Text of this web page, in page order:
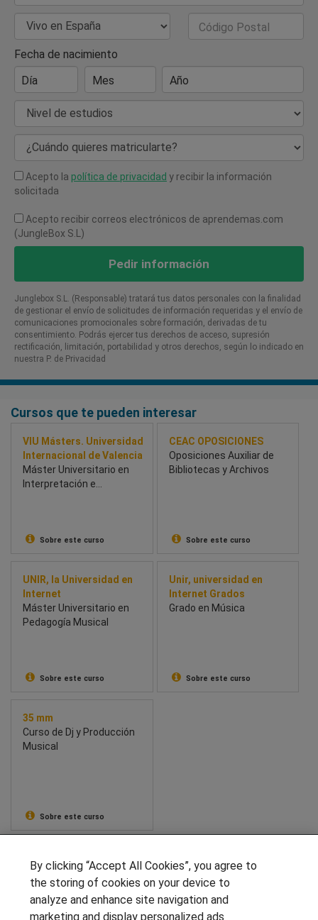
País de Residencia
Código Postal
Fecha de nacimiento
Día
Mes Año
Nivel de estudios
¿Cuándo quieres matricularte?
Acepto la política de privacidad y recibir la información
solicitada
Acepto recibir correos electrónicos de aprendemas.com
(JungleBox S.L)
Pedir información
Junglebox S.L. (Responsable) tratará tus datos personales con la finalidad
de gestionar el envío de solicitudes de información requeridas y el envío de
comunicaciones promocionales sobre formación, derivadas de tu
consentimiento. Podrás ejercer tus derechos de acceso, supresión
rectificación, limitación, portabilidad y otros derechos, según lo indicado en
nuestra P. de Privacidad​
Cursos que te pueden interesar
VIU Másters. Universidad
Internacional de Valencia
Máster Universitario en
Interpretación e
Sobre este curso
CEAC OPOSICIONES
Oposiciones Auxiliar de
Bibliotecas y Archivos
Sobre este curso
UNIR, la Universidad en
Internet
Máster Universitario en
Pedagogía Musical
Sobre este curso
Unir, universidad en
Internet Grados
Grado en Música
Sobre este curso
35 mm
Curso de Dj y Producción
Musical
Sobre este curso
By clicking “Accept All Cookies”, you agree to
the storing of cookies on your device to
analyze and enhance site navigation and
marketing and display personalized ads